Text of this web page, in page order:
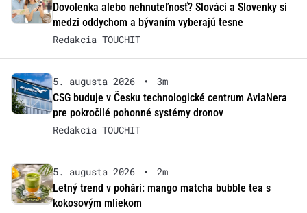
Dovolenka alebo nehnuteľnosť? Slováci a Slovenky si
medzi oddychom a bývaním vyberajú tesne
Redakcia TOUCHIT
5. augusta 2026 •
3m
CSG buduje v Česku technologické centrum AviaNera
pre pokročilé pohonné systémy dronov
Redakcia TOUCHIT
5. augusta 2026 •
2m
Letný trend v pohári: mango matcha bubble tea s
kokosovým mliekom